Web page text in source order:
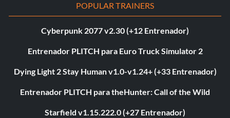
POPULAR TRAINERS
Cyberpunk 2077 v2.30 (+12 Entrenador)
Entrenador PLITCH para Euro Truck Simulator 2
Dying Light 2 Stay Human v1.0-v1.24+ (+33 Entrenador)
Entrenador PLITCH para theHunter: Call of the Wild
Starfield v1.15.222.0 (+27 Entrenador)